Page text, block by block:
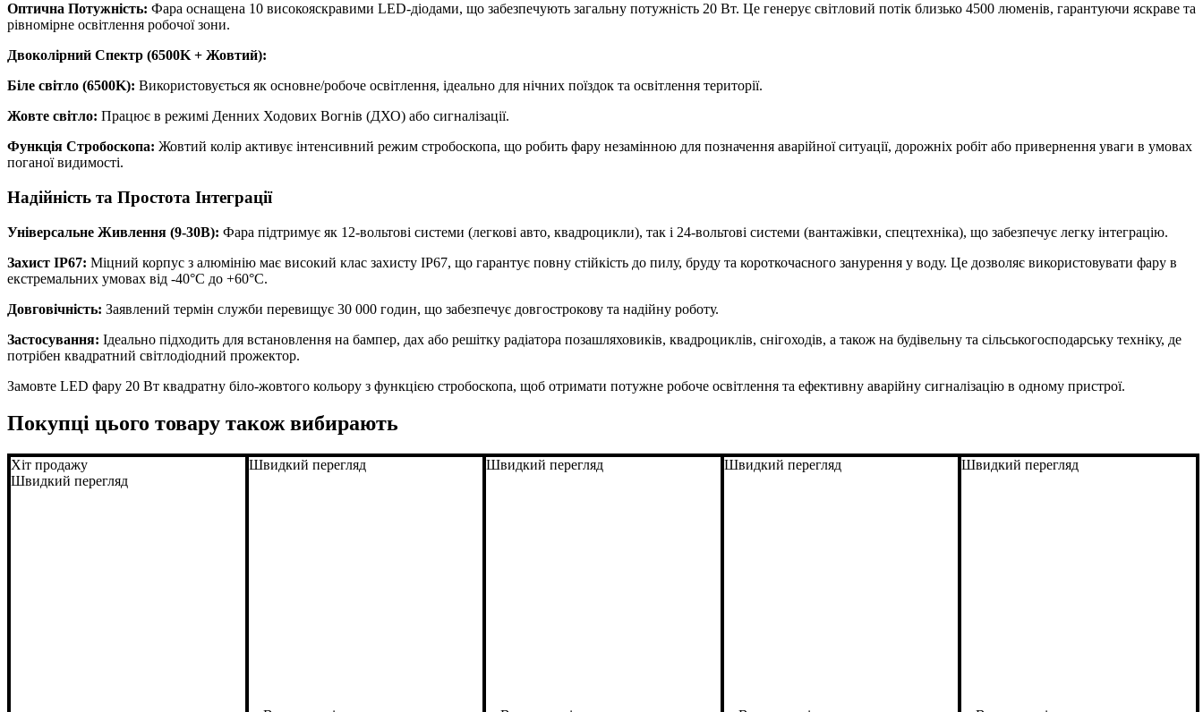
Оптична Потужність: Фара оснащена 10 високояскравими LED-діодами, що забезпечують загальну потужність 20 Вт. Це генерує світловий потік близько 4500 люменів, гарантуючи яскраве та
рівномірне освітлення робочої зони.
Двоколірний Спектр (6500K + Жовтий):
Біле світло (6500K): Використовується як основне/робоче освітлення, ідеально для нічних поїздок та освітлення території.
Жовте світло: Працює в режимі Денних Ходових Вогнів (ДХО) або сигналізації.
Функція Стробоскопа: Жовтий колір активує інтенсивний режим стробоскопа, що робить фару незамінною для позначення аварійної ситуації, дорожніх робіт або привернення уваги в умовах
поганої видимості.
Надійність та Простота Інтеграції
Універсальне Живлення (9-30В): Фара підтримує як 12-вольтові системи (легкові авто, квадроцикли), так і 24-вольтові системи (вантажівки, спецтехніка), що забезпечує легку інтеграцію.
Захист IP67: Міцний корпус з алюмінію має високий клас захисту IP67, що гарантує повну стійкість до пилу, бруду та короткочасного занурення у воду. Це дозволяє використовувати фару в
екстремальних умовах від -40°C до +60°C.
Довговічність: Заявлений термін служби перевищує 30 000 годин, що забезпечує довгострокову та надійну роботу.
Застосування: Ідеально підходить для встановлення на бампер, дах або решітку радіатора позашляховиків, квадроциклів, снігоходів, а також на будівельну та сільськогосподарську техніку, де
потрібен квадратний світлодіодний прожектор.
Замовте LED фару 20 Вт квадратну біло-жовтого кольору з функцією стробоскопа, щоб отримати потужне робоче освітлення та ефективну аварійну сигналізацію в одному пристрої.
Покупці цього товару також вибирають
Хіт продажу
Швидкий перегляд
Швидкий перегляд Швидкий перегляд Швидкий перегляд Швидкий перегляд